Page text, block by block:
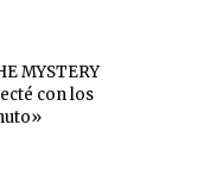
MYSTERY
con los